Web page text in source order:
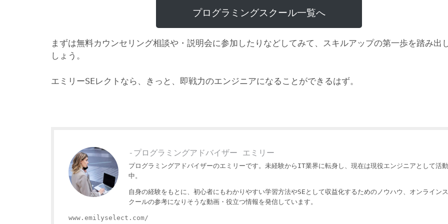
プログラミングスクール一覧へ
まずは無料カウンセリング相談や・説明会に参加したりなどしてみて、スキルアップの第一歩を踏み出
しょう。
エミリーSEレクトなら、きっと、即戦力のエンジニアになることができるはず。
-プログラミングアドバイザー エミリー
プログラミングアドバイザーのエミリーです。未経験からIT業界に転身し、現在は現役エンジニアとして活動
中。
自身の経験をもとに、初心者にもわかりやすい学習方法やSEとして収益化するためのノウハウ、オンラインス
クールの参考になりそうな動画・役立つ情報を発信しています。
www.emilyselect.com/